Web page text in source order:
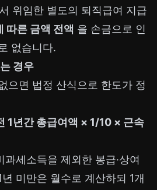
위임한 별도의 퇴직급여 지급
따른 금액 전액 을 손금으로 인
없습니다.
경우
으면 법정 산식으로 한도가 정
1년간 총급여액 × 1/10 × 근속
세소득을 제외한 봉급·상여
미만은 월수로 계산하되 1개